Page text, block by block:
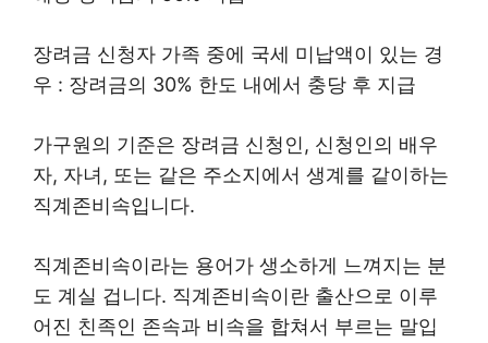
장려금 신청자 가족 중에 국세 미납액이 있는 경
우 : 장려금의 30% 한도 내에서 충당 후 지급
가구원의 기준은 장려금 신청인, 신청인의 배우
자, 자녀, 또는 같은 주소지에서 생계를 같이하는
직계존비속입니다.
직계존비속이라는 용어가 생소하게 느껴지는 분
도 계실 겁니다. 직계존비속이란 출산으로 이루
어진 친족인 존속과 비속을 합쳐서 부르는 말입